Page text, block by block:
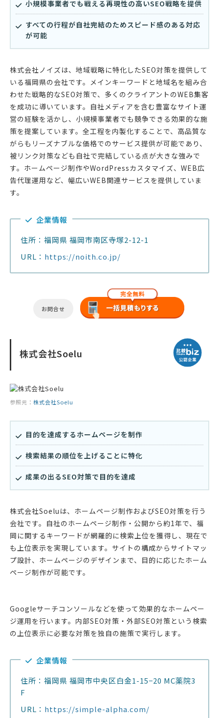
小規模事業者でも戦える再現性の高いSEO戦略を提供
すべての行程が自社完結のためスピード感のある対応
が可能
株式会社ノイズは、地域戦略に特化したSEO対策を提供して
いる福岡県の会社です。メインキーワードと地域名を組み合
わせた戦略的なSEO対策で、多くのクライアントのWEB集客
を成功に導いています。自社メディアを含む豊富なサイト運
営の経験を活かし、小規模事業者でも競争できる効果的な施
策を提案しています。全工程を内製化することで、高品質な
がらもリーズナブルな価格でのサービス提供が可能であり、
被リンク対策なども自社で完結している点が大きな強みで
す。ホームページ制作やWordPressカスタマイズ、WEB広
告代理運用など、幅広いWEB関連サービスを提供していま
す。
企業情報
住所：福岡県 福岡市南区寺塚2-12-1
URL： https://noith.co.jp/
お問合せ
株式会社Soelu
参照元： 株式会社Soelu
目的を達成するホームページを制作
検索結果の順位を上げることに特化
成果の出るSEO対策で目的を達成
株式会社Soeluは、ホームページ制作およびSEO対策を行う
会社です。自社のホームページ制作・公開から約1年で、福
岡に関するキーワードが網羅的に検索上位を獲得し、現在で
も上位表示を実現しています。サイトの構成からサイトマッ
プ設計、ホームページのデザインまで、目的に応じたホーム
ページ制作が可能です。
Googleサーチコンソールなどを使って効果的なホームペー
ジ運用を行います。内部SEO対策・外部SEO対策という検索
の上位表示に必要な対策を独自の施策で実行します。
企業情報
住所：福岡県 福岡市中央区白金1-15−20 MC薬院3
F
URL： https://simple-alpha.com/